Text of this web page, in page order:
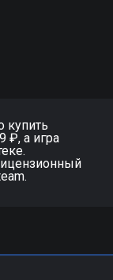
купить
₽, а игра